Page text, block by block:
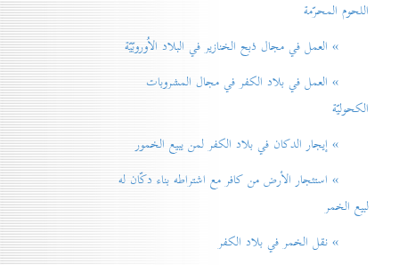
اللحوم المحرّمة
» العمل في مجال ذبح الخنازير في البلاد الاُوروبّيّة
» العمل في بلاد الكفر في مجال المشروبات
الكحوليّة
» إيجار الدكان في بلاد الكفر لمن يبيع الخمور
» استئجار الأرض من كافر مع اشتراطه بناء دكّان له
لبيع الخمر
» نقل الخمر في بلاد الكفر